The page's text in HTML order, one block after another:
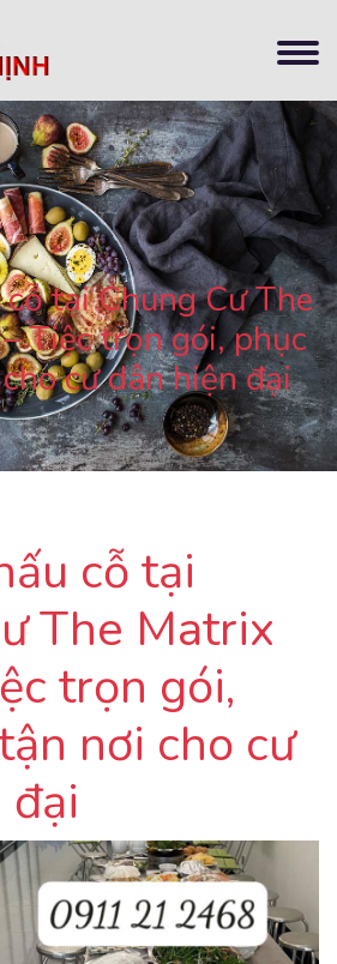
tại Chung Cư The
Tiệc trọn gói, phục
cư dân hiện đại
cỗ tại
The Matrix
trọn gói,
nơi cho cư